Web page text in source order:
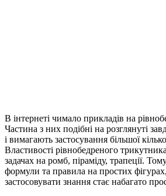
В інтернеті чимало прикладів на
Частина з них подібні на розглянуті
і вимагають застосування більшої
Властивості рівнобедреного
задачах на ромб, піраміду, трапеції.
формули та правила на простих
застосовувати знання стає набагато